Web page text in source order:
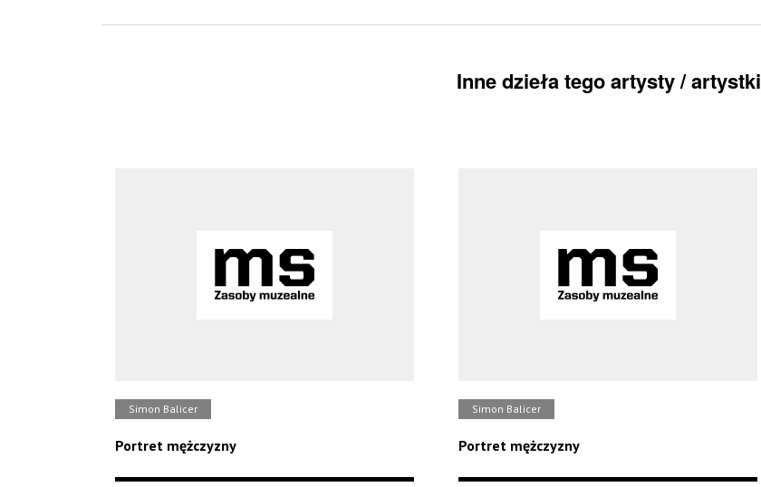
Inne dzieła tego artysty / artystki
Simon Balicer
Portret mężczyzny
Simon Balicer
Portret mężczyzny